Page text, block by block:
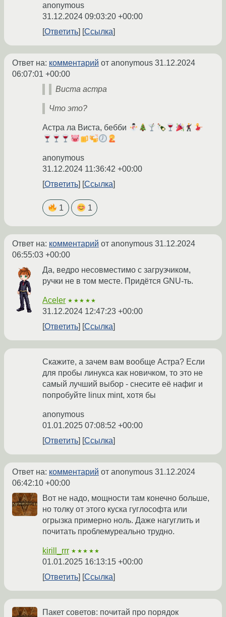
anonymous
31.12.2024 09:03:20 +00:00
Ответить
Ссылка
Ответ на: комментарий от anonymous 31.12.2024
06:07:01 +00:00
Виста астра
Что это?
Астра ла Виста, бебби
anonymous
31.12.2024 11:36:42 +00:00
Ответить
Ссылка
1 1
Ответ на: комментарий от anonymous 31.12.2024
06:55:03 +00:00
Да, ведро несовместимо с загрузчиком,
ручки не в том месте. Придётся GNU-ть.
Aceler ★★★★★
31.12.2024 12:47:23 +00:00
Ответить
Ссылка
Скажите, а зачем вам вообще Астра? Если
для пробы линукса как новичком, то это не
самый лучший выбор - снесите её нафиг и
попробуйте linux mint, хотя бы
anonymous
01.01.2025 07:08:52 +00:00
Ответить
Ссылка
Ответ на: комментарий от anonymous 31.12.2024
06:42:10 +00:00
Вот не надо, мощности там конечно больше,
но толку от этого куска гуглософта или
огрызка примерно ноль. Даже нагуглить и
почитать проблемуреально трудно.
kirill_rrr ★★★★★
01.01.2025 16:13:15 +00:00
Ответить
Ссылка
Пакет советов: почитай про порядок